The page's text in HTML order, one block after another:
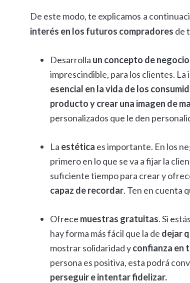
De este modo, te explicamos a
interés en los futuros compradores de
Desarrolla un concepto de
imprescindible, para los clientes. La
esencial en la vida de los
producto y crear una imagen de
personalizados que le den
La estética es importante. En los
primero en lo que se va a fijar la
suficiente tiempo para crear y
capaz de recordar. Ten en cuenta
Ofrece muestras gratuitas. Si
hay forma más fácil que la de dejar
mostrar solidaridad yconfianza en
persona es positiva, esta podrá
perseguir e intentar fidelizar.